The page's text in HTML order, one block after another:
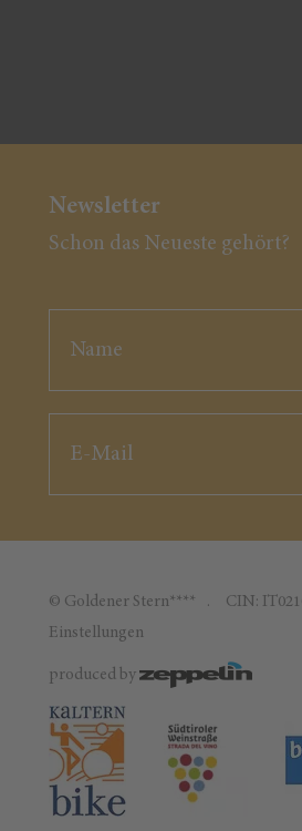
Newsletter
Schon das Neueste gehört?
© Goldener Stern**** CIN:
Einstellungen
produced by